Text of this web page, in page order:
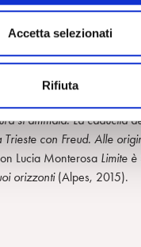
Accetta selezionati
Rifiuta
di numerosi articoli,
psichiatrici e
della
Corpo, generazioni e
si ammala. La caducità
con Freud. Alle
Lucia Monterosa Limite
orizzonti (Alpes, 2015).